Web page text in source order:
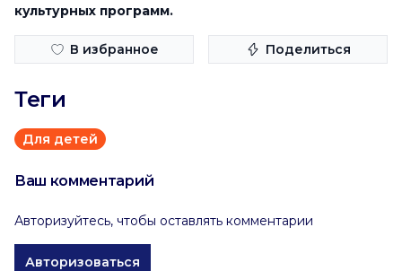
культурных программ.
В избранное Поделиться
Теги
Для детей
Ваш комментарий
Авторизуйтесь, чтобы оставлять комментарии
Авторизоваться